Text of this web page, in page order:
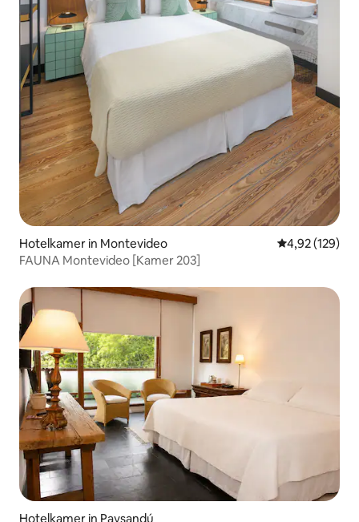
Hotelkamer in Montevideo Gemiddelde
4,92 (129)
FAUNA Montevideo [Kamer 203]
Hotelkamer in Paysandú